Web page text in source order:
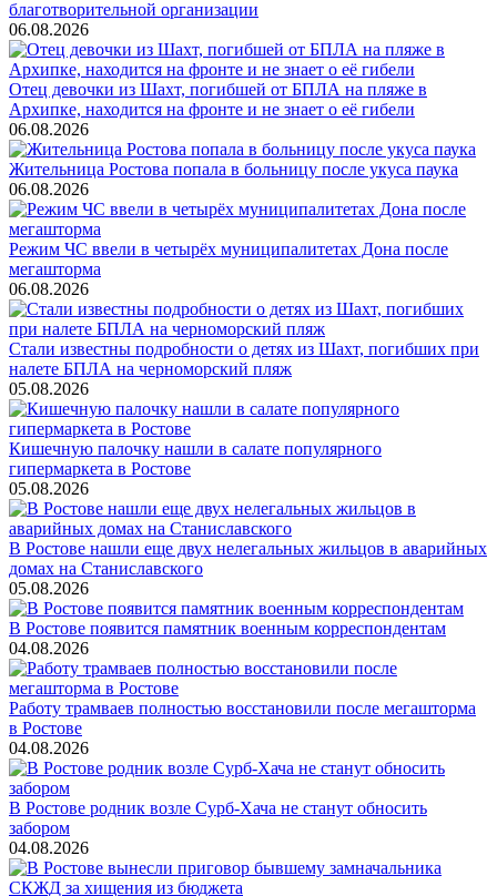
благотворительной организации
06.08.2026
Отец девочки из Шахт, погибшей от БПЛА на пляже в
Архипке, находится на фронте и не знает о её гибели
06.08.2026
Жительница Ростова попала в больницу после укуса паука
06.08.2026
Режим ЧС ввели в четырёх муниципалитетах Дона после
мегашторма
06.08.2026
Стали известны подробности о детях из Шахт, погибших при
налете БПЛА на черноморский пляж
05.08.2026
Кишечную палочку нашли в салате популярного
гипермаркета в Ростове
05.08.2026
В Ростове нашли еще двух нелегальных жильцов в аварийных
домах на Станиславского
05.08.2026
В Ростове появится памятник военным корреспондентам
04.08.2026
Работу трамваев полностью восстановили после мегашторма
в Ростове
04.08.2026
В Ростове родник возле Сурб-Хача не станут обносить
забором
04.08.2026